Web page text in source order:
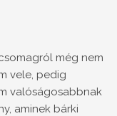
még nem
vele, pedig
valóságosabbnak
aminek bárki